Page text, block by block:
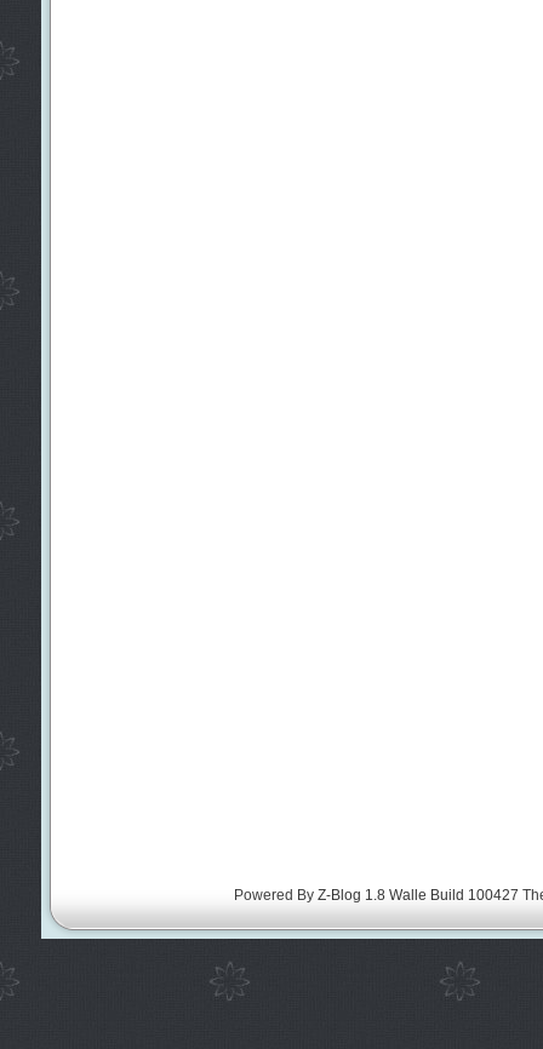
Powered By Z-Blog 1.8 Walle Build 100427